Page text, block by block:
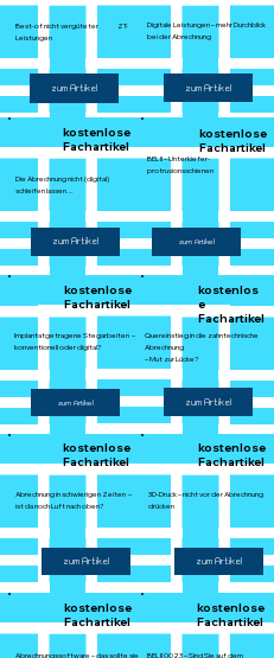
Best-of nicht vergüteter ZT-
Leistungen
zum Artikel
Digitale Leistungen – mehr Durchblick
bei der Abrechnung
zum Artikel
Die Abrechnung nicht (digital)
schleifen lassen...
kostenlose
Fachartikel
zum Artikel
kostenlose
Fachartikel
BEL II – Unterkiefer-
protrusionsschienen
zum Artikel
kostenlose
Fachartikel
Implantatgetragene Stegarbeiten –
konventionell oder digital?
zum Artikel
Quereinstieg in die zahntechnische
Abrechnung
– Mut zur Lücke?
kostenlos
e
Fachartikel
zum Artikel
Abrechnung in schwierigen Zeiten –
ist da noch Luft nach oben?
kostenlose
Fachartikel
zum Artikel
3D-Druck – nicht vor der Abrechnung
drücken
kostenlose
Fachartikel
zum Artikel
Abrechnungssoftware – das sollte sie
kostenlose
Fachartikel
BEL II 0023 – Sind Sie auf dem
kostenlose
Fachartikel